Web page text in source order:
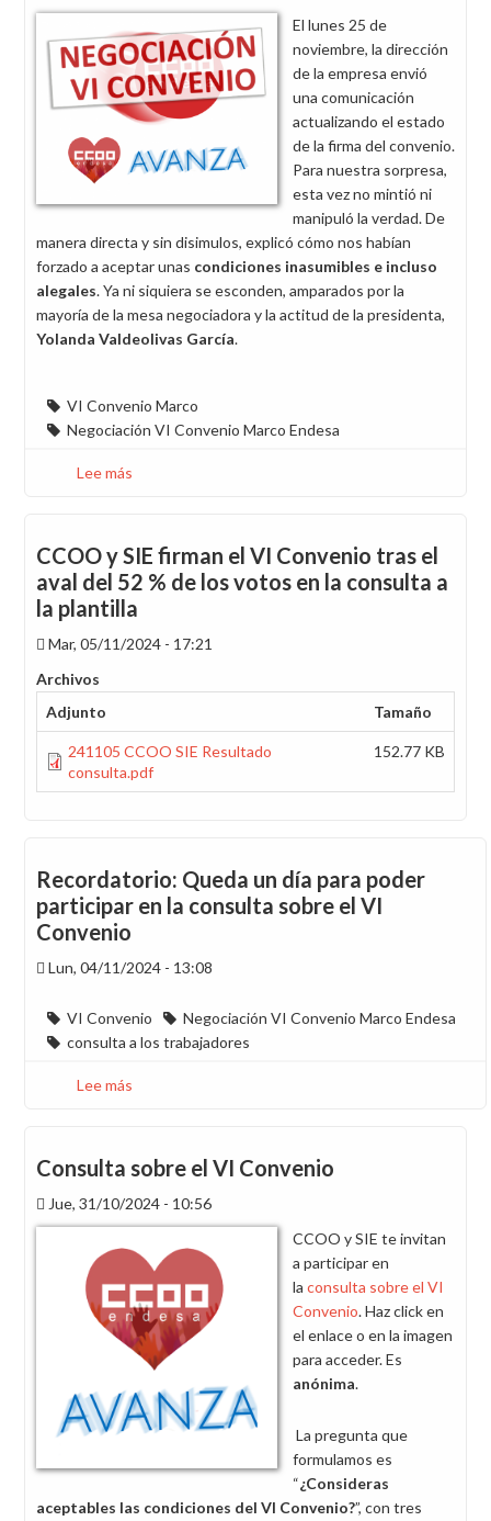
plantilla
y
busca
excluirnos
del
final
El lunes 25 de
noviembre, la dirección
de la empresa envió
una comunicación
actualizando el estado
de la firma del convenio.
Para nuestra sorpresa,
esta vez no mintió ni
manipuló la verdad. De
manera directa y sin disimulos, explicó cómo nos habían
forzado a aceptar unas condiciones inasumibles e incluso
alegales. Ya ni siquiera se esconden, amparados por la
mayoría de la mesa negociadora y la actitud de la presidenta,
Yolanda Valdeolivas García.
VI Convenio Marco
Negociación VI Convenio Marco Endesa
Lee más
de
la
empresa
tiene
razón
vez:
ha
pedido
pantalones
para
VI
CCOO y SIE firman el VI Convenio tras el
aval del 52 % de los votos en la consulta a
la plantilla
Mar, 05/11/2024 - 17:21
Archivos
Adjunto
Tamaño
241105 CCOO SIE Resultado
consulta.pdf
152.77 KB
Recordatorio: Queda un día para poder
participar en la consulta sobre el VI
Convenio
Lun, 04/11/2024 - 13:08
VI Convenio
Negociación VI Convenio Marco Endesa
consulta a los trabajadores
Lee más
día
para
poder
participar
la
consulta
sobre
VI
Convenio
Consulta sobre el VI Convenio
Jue, 31/10/2024 - 10:56
CCOO y SIE te invitan
a participar en
la consulta sobre el VI
Convenio. Haz click en
el enlace o en la imagen
para acceder. Es
anónima.
La pregunta que
formulamos es
“¿Consideras
aceptables las condiciones del VI Convenio?”, con tres